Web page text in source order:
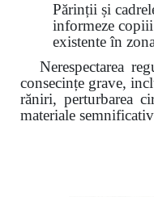
Părinții și
informeze
existente în
Nerespectarea
consecințe grave,
răniri, perturbarea
materiale